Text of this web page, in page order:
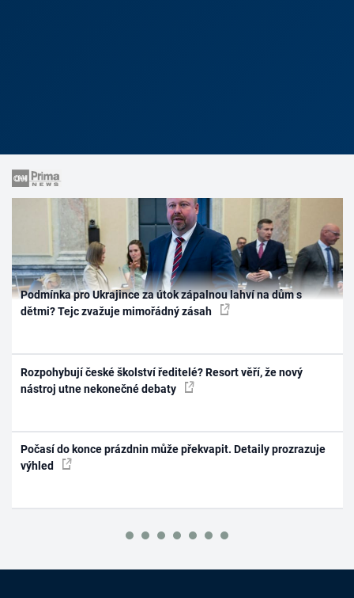
Podmínka pro Ukrajince za útok zápalnou lahví na dům s
dětmi? Tejc zvažuje mimořádný zásah
Rozpohybují české školství ředitelé? Resort věří, že nový
nástroj utne nekonečné debaty
Počasí do konce prázdnin může překvapit. Detaily prozrazuje
výhled